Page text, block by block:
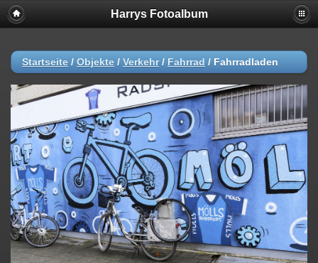
Harrys Fotoalbum
Startseite / Objekte / Verkehr/ Fahrrad / Fahrradladen